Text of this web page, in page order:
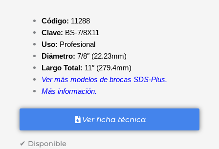
era:
S/50.00.
es:
S/35.00.
Código: 11288
Clave: BS-7/8X11
Uso: Profesional
Diámetro: 7/8″ (22.23mm)
Largo Total: 11″ (279.4mm)
Ver más modelos de brocas SDS-Plus.
Más información.
Ver ficha técnica
✔ Disponible